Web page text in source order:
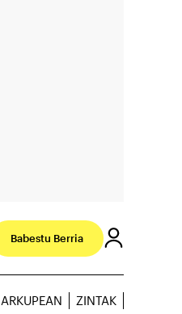
Babestu Berria
ARKUPEAN ZINTAK